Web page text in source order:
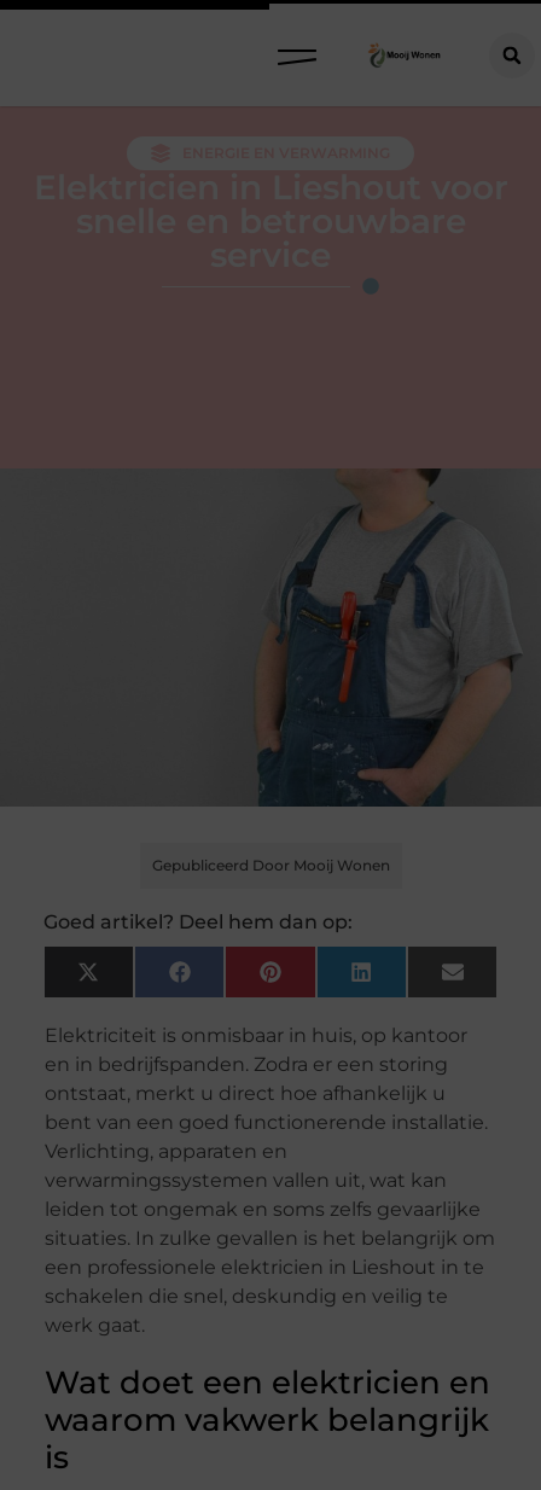
Gepubliceerd Door Mooij Wonen
Goed artikel? Deel hem dan op:
X
(Twitter)
FacebookPinterestLinkedInEmail
Elektriciteit is onmisbaar in huis, op kantoor
en in bedrijfspanden. Zodra er een storing
ontstaat, merkt u direct hoe afhankelijk u
bent van een goed functionerende installatie.
Verlichting, apparaten en
verwarmingssystemen vallen uit, wat kan
leiden tot ongemak en soms zelfs gevaarlijke
situaties. In zulke gevallen is het belangrijk om
een professionele elektricien in Lieshout in te
schakelen die snel, deskundig en veilig te
werk gaat.
Wat doet een elektricien en
waarom vakwerk belangrijk
is